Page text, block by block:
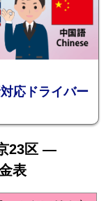
め
応ドライバー
23区 —
表